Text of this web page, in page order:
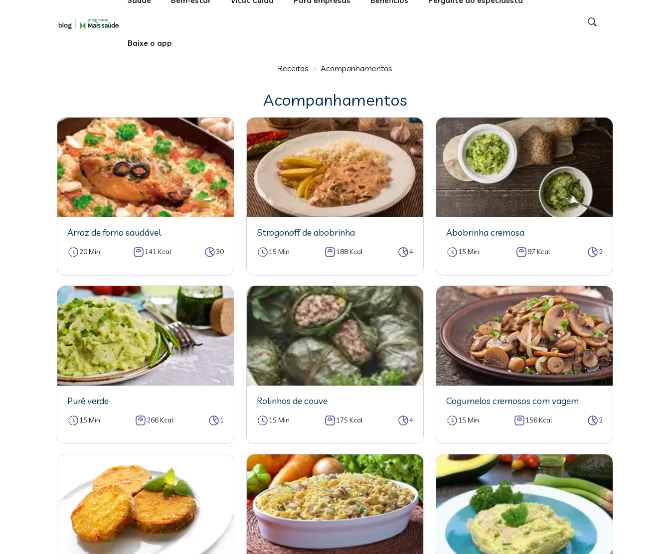
Baixe o app
Receitas > Acompanhamentos
Acompanhamentos
Arroz de forno saudável
20 Min 141 Kcal 30
Strogonoff de abobrinha
15 Min 188 Kcal 4
Abobrinha cremosa
15 Min 97 Kcal 2
Purê verde
15 Min 266 Kcal 1
Rolinhos de couve
15 Min 175 Kcal 4
Cogumelos cremosos com vagem
15 Min 156 Kcal 2